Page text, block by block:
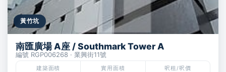
黃竹坑
南匯廣場 A座 / Southmark Tower A
編號 RGP006268 · 業興街11號
建築面積 實用面積 呎租/呎價